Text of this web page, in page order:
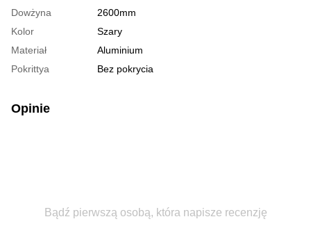
Dowżyna
2600mm
Kolor
Szary
Materiał
Aluminium
Pokrittya
Bez pokrycia
Opinie
Bądź pierwszą osobą, która napisze recenzję